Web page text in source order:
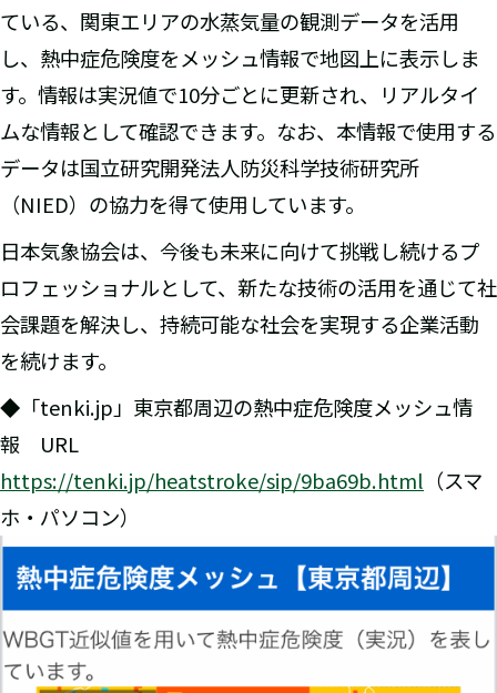
ている、関東エリアの水蒸気量の観測データを活用
し、熱中症危険度をメッシュ情報で地図上に表示しま
す。情報は実況値で10分ごとに更新され、リアルタイ
ムな情報として確認できます。なお、本情報で使用する
データは国立研究開発法人防災科学技術研究所
（NIED）の協力を得て使用しています。
日本気象協会は、今後も未来に向けて挑戦し続けるプ
ロフェッショナルとして、新たな技術の活用を通じて社
会課題を解決し、持続可能な社会を実現する企業活動
を続けます。
◆「tenki.jp」東京都周辺の熱中症危険度メッシュ情
報 URL
https://tenki.jp/heatstroke/sip/9ba69b.html （スマ
ホ・パソコン）